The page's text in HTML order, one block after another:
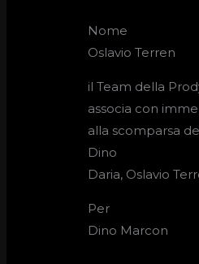
Nome
Oslavio Terren
il Team della
associa con
alla scomparsa
Dino
Daria, Oslavio
Per
Dino Marcon